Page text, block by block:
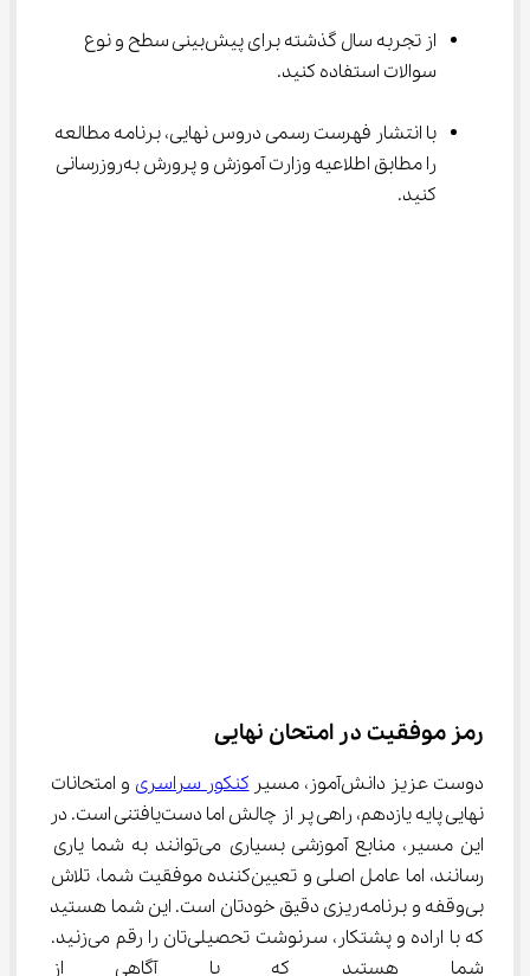
از تجربه سال گذشته برای پیش‌بینی سطح و نوع
سوالات استفاده کنید.
با انتشار فهرست رسمی دروس نهایی، برنامه مطالعه
را مطابق اطلاعیه وزارت آموزش و پرورش به‌روزرسانی
کنید.
رمز موفقیت در امتحان نهایی
دوست عزیز دانش‌آموز، مسیر کنکور سراسری و امتحانات
نهایی پایه یازدهم، راهی پر از چالش اما دست‌یافتنی است. در
این مسیر، منابع آموزشی بسیاری می‌توانند به شما یاری
رسانند، اما عامل اصلی و تعیین‌کننده موفقیت شما، تلاش
بی‌وقفه و برنامه‌ریزی دقیق خودتان است. این شما هستید
که با اراده و پشتکار، سرنوشت تحصیلی‌تان را رقم می‌زنید.
شما هستید که با آگاهی از